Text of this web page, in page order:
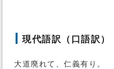
現代語訳（口語訳）
大道廃れて、仁義有り。